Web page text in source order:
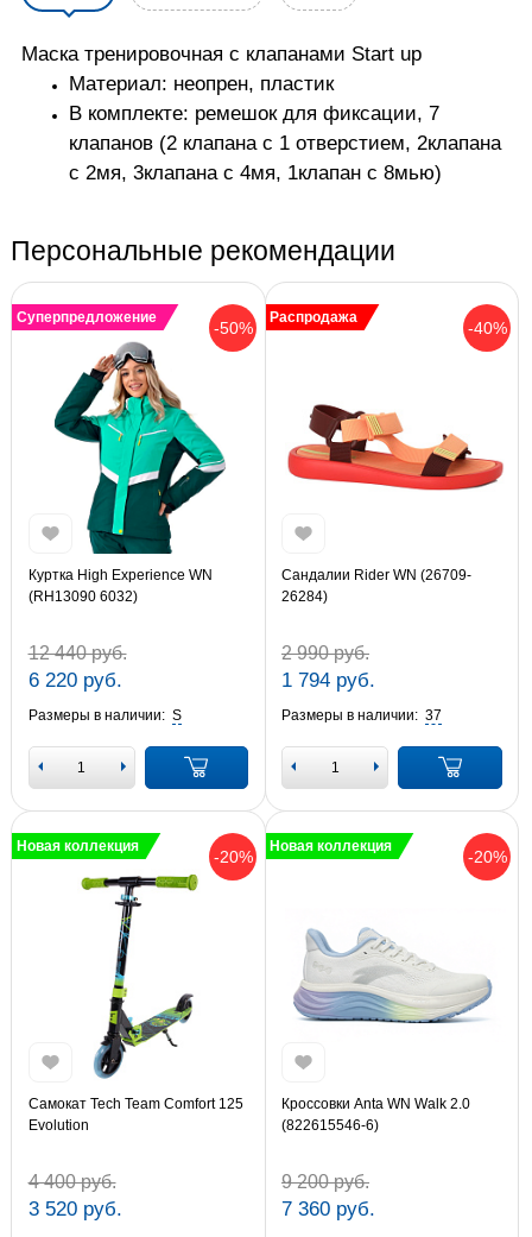
Маска тренировочная с клапанами Start up
Материал: неопрен, пластик
В комплекте: ремешок для фиксации, 7
клапанов (2 клапана с 1 отверстием, 2клапана
с 2мя, 3клапана с 4мя, 1клапан с 8мью)
Персональные рекомендации
-50%
Суперпредложение
Куртка High Experience WN
(RH13090 6032)
12 440 руб.
6 220 руб.
Размеры в наличии: S
-40%
Распродажа
Сандалии Rider WN (26709-
26284)
2 990 руб.
1 794 руб.
Размеры в наличии: 37
-20%
Новая коллекция
Самокат Tech Team Comfort 125
Evolution
4 400 руб.
3 520 руб.
-20%
Новая коллекция
Кроссовки Anta WN Walk 2.0
(822615546-6)
9 200 руб.
7 360 руб.